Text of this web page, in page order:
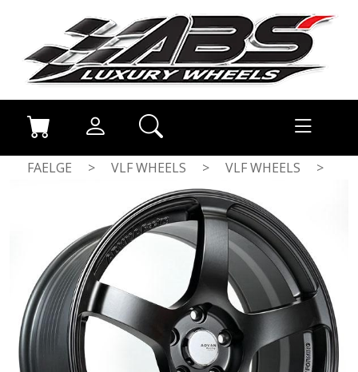
FAELGE > VLF WHEELS > VLF WHEELS
>